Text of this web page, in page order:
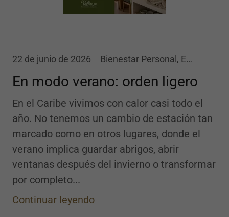
22 de junio de 2026 Bienestar Personal, Estilo de Vida, Organización de Espacios
En modo verano: orden ligero
En el Caribe vivimos con calor casi todo el
año. No tenemos un cambio de estación tan
marcado como en otros lugares, donde el
verano implica guardar abrigos, abrir
ventanas después del invierno o transformar
por completo...
Continuar leyendo